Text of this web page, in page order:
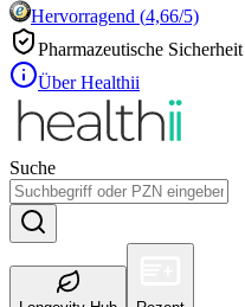
Hervorragend (4,66/5)
Pharmazeutische
Über Healthii
Suche